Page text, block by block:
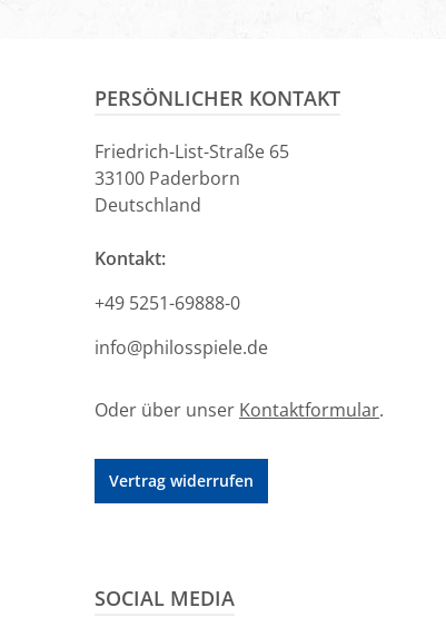
PERSÖNLICHER KONTAKT
Friedrich-List-Straße 65
33100 Paderborn
Deutschland
Kontakt:
+49 5251-69888-0
info@philosspiele.de
Oder über unser Kontaktformular.
Vertrag widerrufen
SOCIAL MEDIA